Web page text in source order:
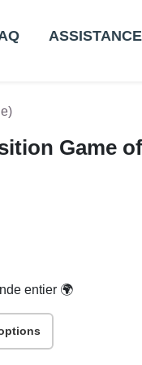
ASSISTANCE
Game
entier 🌍